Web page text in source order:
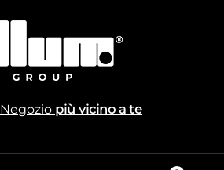
Negozio più vicino a te